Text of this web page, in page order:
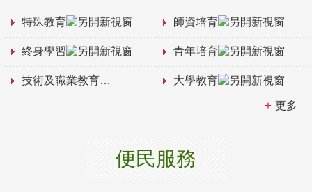
特殊教育 師資培育
終身學習 青年培育
技術及職業教育 大學教育
更多
便民服務